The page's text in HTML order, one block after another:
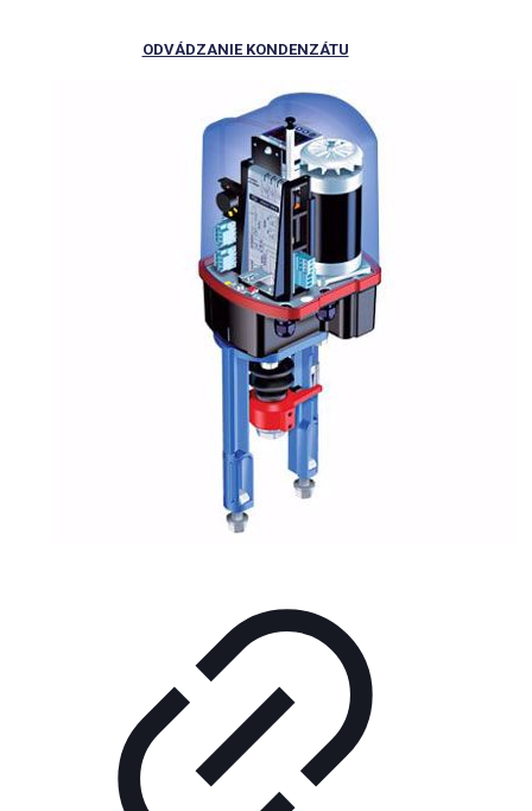
ODVÁDZANIE KONDENZÁTU